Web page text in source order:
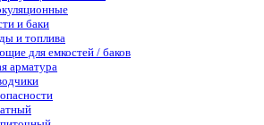
и баки
и топлива
для емкостей / баков
арматура